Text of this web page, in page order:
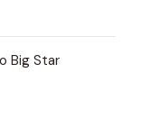
Big Star